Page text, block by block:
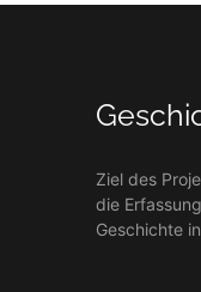
Ziel des
die
Geschichte